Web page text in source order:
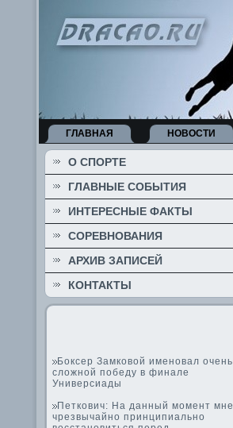
ГЛАВНАЯ НОВОСТИ
О СПОРТЕ
ГЛАВНЫЕ СОБЫТИЯ
ИНТЕРЕСНЫЕ ФАКТЫ
СОРЕВНОВАНИЯ
АРХИВ ЗАПИСЕЙ
КОНТАКТЫ
Боксер Замковой именовал очень
сложной победу в финале
Универсиады
Петкович: На данный момент мне
чрезвычайно принципиально